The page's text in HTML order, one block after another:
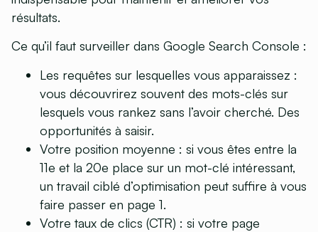
résultats.
Ce qu’il faut surveiller dans Google Search Console :
Les requêtes sur lesquelles vous apparaissez :
vous découvrirez souvent des mots-clés sur
lesquels vous rankez sans l’avoir cherché. Des
opportunités à saisir.
Votre position moyenne : si vous êtes entre la
11e et la 20e place sur un mot-clé intéressant,
un travail ciblé d’optimisation peut suffire à vous
faire passer en page 1.
Votre taux de clics (CTR) : si votre page